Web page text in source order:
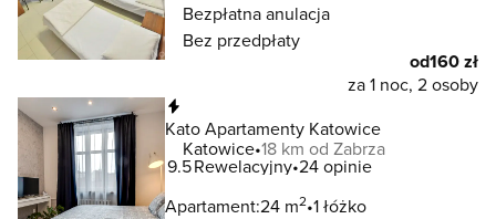
Bezpłatna anulacja
Bez przedpłaty
od160 zł
za 1 noc, 2 osoby
Kato Apartamenty Katowice
Katowice 18 km od Zabrza
9.5Rewelacyjny 24 opinie
Apartament:24 m2 1 łóżko